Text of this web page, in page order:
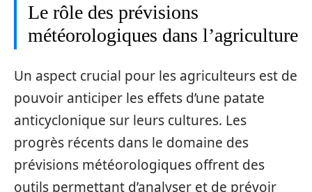
Le rôle des prévisions
météorologiques dans l’agriculture
Un aspect crucial pour les agriculteurs est de
pouvoir anticiper les effets d’une patate
anticyclonique sur leurs cultures. Les
progrès récents dans le domaine des
prévisions météorologiques offrent des
outils permettant d’analyser et de prévoir